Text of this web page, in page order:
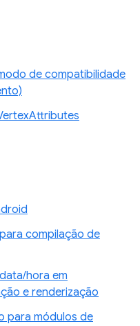
de compatibilidade
compilação de
hora em
e renderização
para módulos de